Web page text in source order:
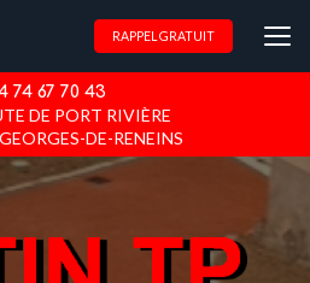
74 67 70 43
DE PORT RIVIÈRE
DE-RENEINS
RAPPEL GRATUIT